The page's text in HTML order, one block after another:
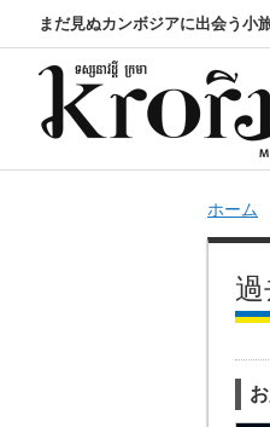
まだ見ぬカンボジアに出会う小
ホーム